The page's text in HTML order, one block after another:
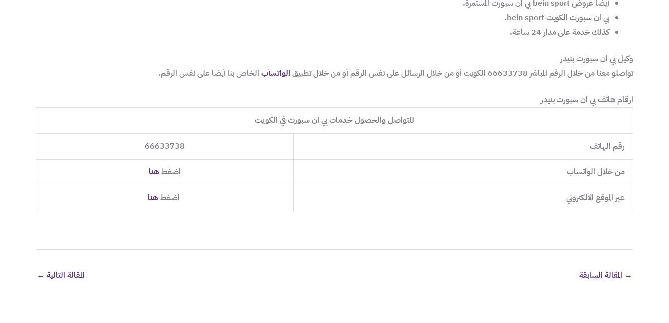
أيضا عروض bein sport بي ان سبورت المستمرة.
بي ان سبورت الكويت bein sport.
كذلك خدمة على مدار 24 ساعة.
وكيل بي ان سبورت بنيدر
تواصلو معنا من خلال الرقم المباشر 66633738 الكويت أو من خلال الرسائل على نفس الرقم أو من خلال تطبيق
الواتسأب الخاص بنا أيضا على نفس الرقم.
ارقام هاتف بي ان سبورت بنيدر
للتواصل والحصول خدمات بي ان سبورت في الكويت
رقم الهاتف 66633738
من خلال الواتساب اضغطهنا
عبر الموقع الالكتروني اضغطهنا
→ المقالة السابقة المقالة التالية ←